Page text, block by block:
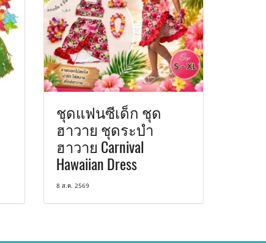
ชุดแฟนซีเด็ก ชุด
ฮาวาย ชุดระบำ
ฮาวาย Carnival
Hawaiian Dress
8 ส.ค. 2569